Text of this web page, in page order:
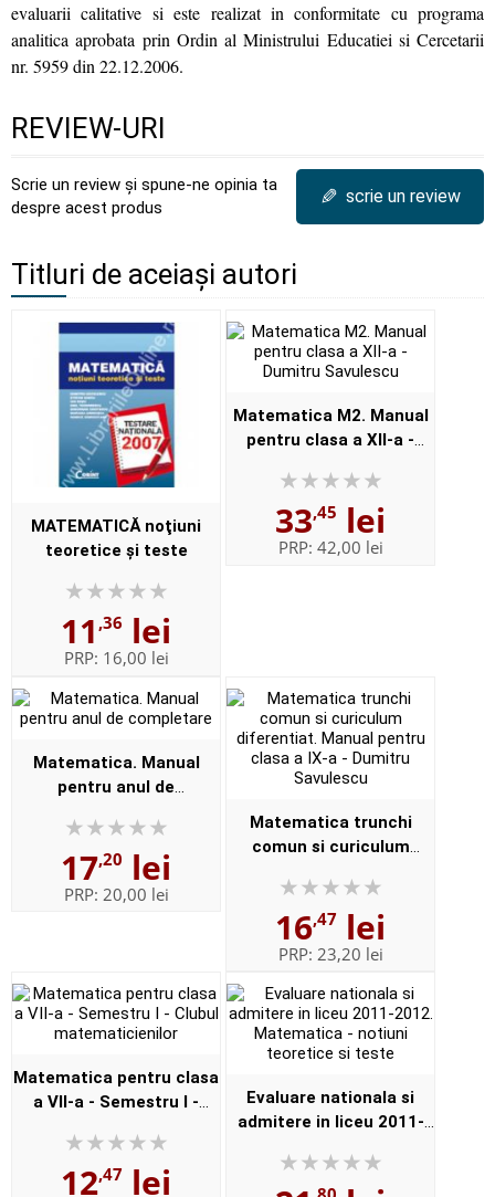
evaluarii calitative si este realizat in conformitate cu programa
analitica aprobata prin Ordin al Ministrului Educatiei si Cercetarii
nr. 5959 din 22.12.2006.
REVIEW-URI
Scrie un review și spune-ne opinia ta
despre acest produs
✎ scrie un review
Titluri de aceiași autori
MATEMATICĂ noţiuni
teoretice şi teste
11 ,36 lei
PRP: 16,00 lei
Matematica M2. Manual
pentru clasa a XII-a -
33,45 lei
PRP: 42,00 lei
Matematica. Manual
pentru anul de
17,20 lei
PRP: 20,00 lei
Matematica trunchi
comun si curiculum
pentru clasa a IX-a -
Dumitru Savulescu
16,47 lei
PRP: 23,20 lei
Matematica pentru clasa
a VII-a - Semestru I -
12,47 lei
Evaluare nationala si
admitere in liceu 2011-
notiuni teoretice si teste